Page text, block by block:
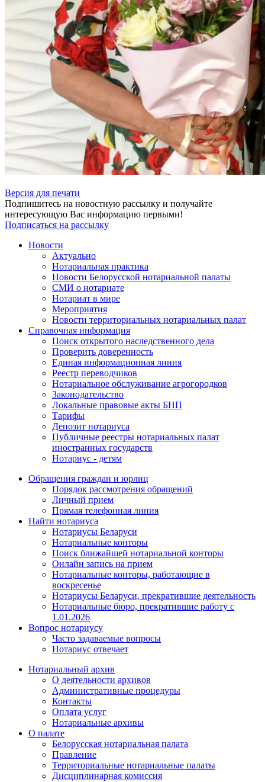
Версия для печати
Подпишитесь на новостную рассылку и получайте
интересующую Вас информацию первыми!
Подписаться на рассылку
Новости
Актуально
Нотариальная практика
Новости Белорусской нотариальной палаты
СМИ о нотариате
Нотариат в мире
Мероприятия
Новости территориальных нотариальных палат
Справочная информация
Поиск открытого наследственного дела
Проверить доверенность
Единая информационная линия
Реестр переводчиков
Нотариальное обслуживание агрогородков
Законодательство
Локальные правовые акты БНП
Тарифы
Депозит нотариуса
Публичные реестры нотариальных палат
иностранных государств
Нотариус - детям
Обращения граждан и юрлиц
Порядок рассмотрения обращений
Личный прием
Прямая телефонная линия
Найти нотариуса
Нотариусы Беларуси
Нотариальные конторы
Поиск ближайшей нотариальной конторы
Онлайн запись на прием
Нотариальные конторы, работающие в
воскресенье
Нотариусы Беларуси, прекратившие деятельность
Нотариальные бюро, прекратившие работу с
1.01.2026
Вопрос нотариусу
Часто задаваемые вопросы
Нотариус отвечает
Нотариальный архив
О деятельности архивов
Административные процедуры
Контакты
Оплата услуг
Нотариальные архивы
О палате
Белорусская нотариальная палата
Правление
Территориальные нотариальные палаты
Дисциплинарная комиссия